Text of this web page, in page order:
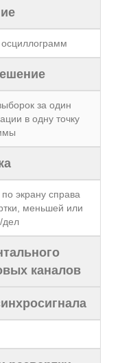
за один
в одну точку
экрану справа
меньшей или
дел
каналов